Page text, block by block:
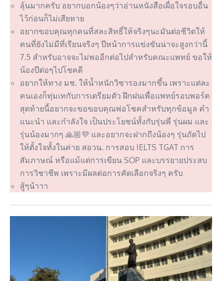
ลุ้นมากครับ อยากบอกน้องๆว่าอ่านหนังสือเผื่อใจรอบอื่น
ไว้ก่อนก็ไม่เสียหาย
อยากขอบคุณทุกคนที่สละสิทธิ์ให้จริงๆนะมันต่อชีวิตให้
คนที่ยังไม่มีที่เรียนจริงๆ ปีหน้าการแข่งขันน่าจะสูงกว่านี้
7.5 สำหรับอาจจะไม่พออีกต่อไปสำหรับคณะแพทย์ ขอให้
น้องปีต่อๆไปโชคดี
อยากให้ทาง มช. ให้น้ำหนักวิชารองมากขึ้น เพราะแต่ละ
คนเองก็ทุ่มเทกับการเตรียมตัว ฝึกฝนเพื่อแพทย์รอบพอร์ต
สุดท้ายนี้อยากจะขอขอบคุณพ่อโชคสำหรับทุกข้อมูล คำ
แนะนำ และกำลังใจ เป็นประโยชน์ทั้งกับรุ่นพี่ รุ่นผม และ
รุ่นน้องมากๆ 🙏🏼💜 และอยากจะฝากถึงน้องๆ รุ่นถัดไป
ให้ตั้งใจทั้งในค่าย สอวน. การสอบ IELTS TGAT การ
สัมภาษณ์ หรือแม้แต่การเขียน SOP และบรรยายประสบ
การวิชาชีพ เพราะมีผลต่อการคัดเลือกจริงๆ ครับ
สู้ๆน้าาา